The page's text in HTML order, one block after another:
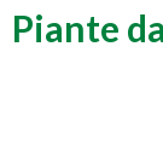
Piante